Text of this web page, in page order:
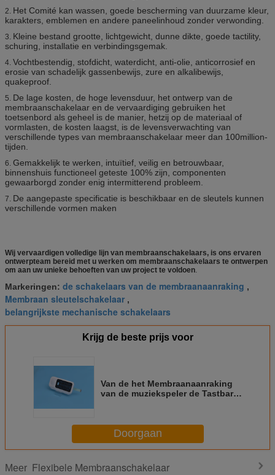
2. Het Comité kan wassen, goede bescherming van duurzame kleur,
karakters, emblemen en andere paneelinhoud zonder verwonding.
3. Kleine bestand grootte, lichtgewicht, dunne dikte, goede tactility,
schuring, installatie en verbindingsgemak.
4. Vochtbestendig, stofdicht, waterdicht, anti-olie, anticorrosief en
erosie van schadelijk gassenbewijs, zure en alkalibewijs,
quakeproof.
5. De lage kosten, de hoge levensduur, het ontwerp van de
membraanschakelaar en de vervaardiging gebruiken het
toetsenbord als geheel is de manier, hetzij op de materiaal of
vormlasten, de kosten laagst, is de levensverwachting van
verschillende types van membraanschakelaar meer dan 100million-
tijden.
6. Gemakkelijk te werken, intuïtief, veilig en betrouwbaar,
binnenshuis functioneel geteste 100% zijn, componenten
gewaarborgd zonder enig intermitterend probleem.
7. De aangepaste specificatie is beschikbaar en de sleutels kunnen
verschillende vormen maken
Wij vervaardigen volledige lijn van membraanschakelaars, is ons ervaren
ontwerpteam bereid met u werken om membraanschakelaars te ontwerpen
om aan uw unieke behoeften van uw project te voldoen.
Markeringen: de schakelaars van de membraanaanraking ,
Membraan sleutelschakelaar ,
belangrijkste mechanische schakelaars
Krijg de beste prijs voor
Van de het Membraanaanraking
van de muziekspeler de Tastbare
Doorgaan
Meer Flexibele Membraanschakelaar